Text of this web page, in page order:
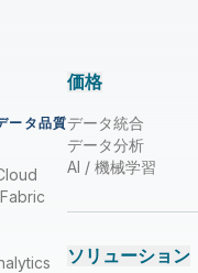
ータ品質
価格
データ統合
データ分析
AI / 機械学習
ソリューション